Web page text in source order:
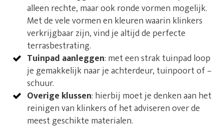
alleen rechte, maar ook ronde vormen mogelijk.
Met de vele vormen en kleuren waarin klinkers
verkrijgbaar zijn, vind je altijd de perfecte
terrasbestrating.
Tuinpad aanleggen: met een strak tuinpad loop
je gemakkelijk naar je achterdeur, tuinpoort of –
schuur.
Overige klussen: hierbij moet je denken aan het
reinigen van klinkers of het adviseren over de
meest geschikte materialen.